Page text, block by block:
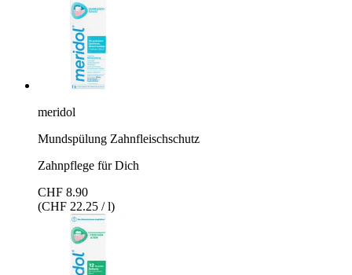
meridol
Mundspülung Zahnfleischschutz
Zahnpflege für Dich
CHF 8.90
(CHF 22.25 / l)